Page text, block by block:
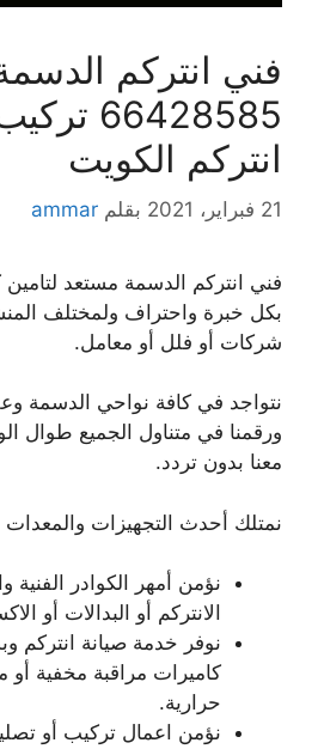
فني انتركم
انتركم الكويت
21 فبراير، 2021 بقلم ammar
فني انتركم الدسمة مستعد لتامين
بكل خبرة واحتراف ولمختلف
شركات أو فلل أو معامل.
ورقمنا في متناول الجميع طوال
معنا بدون تردد.
نمتلك أحدث التجهيزات والمعدات
نؤمن أمهر الكوادر
الانتركم أو البدالات أو
نوفر خدمة صيانة انتركم
كاميرات مراقبة مخفية
حرارية.
نؤمن اعمال تركيب أو